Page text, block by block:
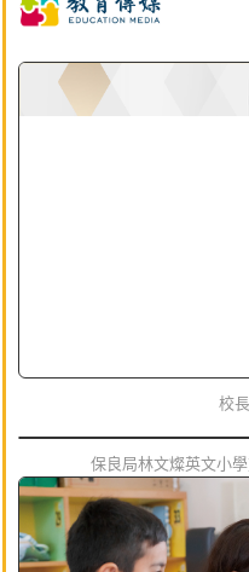
校
保良局林文燦英文小